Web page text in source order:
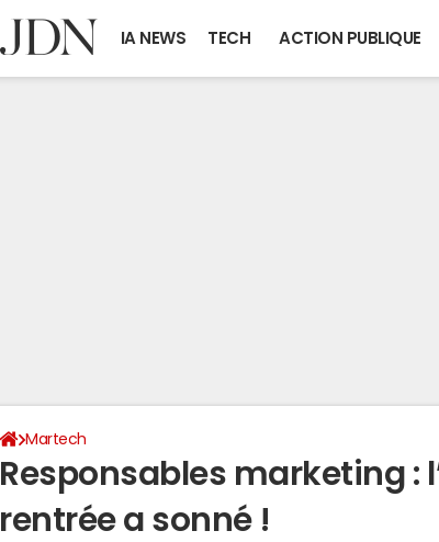
IA NEWS TECH ACTION PUBLIQUE
Martech
Responsables marketing :
rentrée a sonné !